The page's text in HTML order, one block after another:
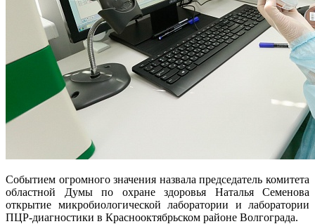
Событием огромного значения назвала председатель комитета
областной Думы по охране здоровья Наталья Семенова
открытие микробиологической лаборатории и лаборатории
ПЦР-диагностики в Краснооктябрьском районе Волгограда.